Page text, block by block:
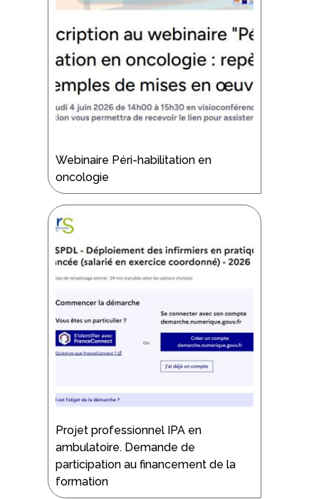
Webinaire Péri-habilitation en
oncologie
Projet professionnel IPA en
ambulatoire. Demande de
participation au financement de la
formation